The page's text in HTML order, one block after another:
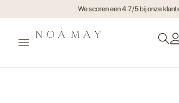
We scoren een 4.7/5 bij onze